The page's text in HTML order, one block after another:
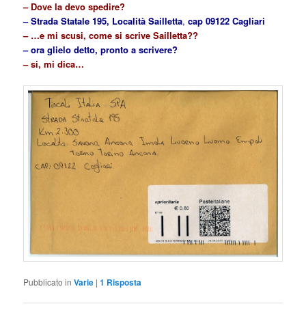
– Dove la devo spedire?
– Strada Statale 195, Località Sailletta,cap 09122 Cagliari
– …e mi scusi, come si scrive Sailletta??
– ora glielo detto, pronto a scrivere?
– si, mi dica…
Pubblicato in Varie |1 Risposta